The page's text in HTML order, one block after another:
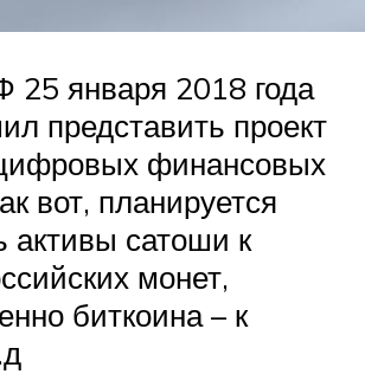
января 2018 года
представить проект
финансовых
вот, планируется
активы сатоши к
монет,
биткоина – к